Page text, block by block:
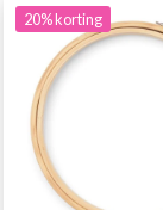
20% korting